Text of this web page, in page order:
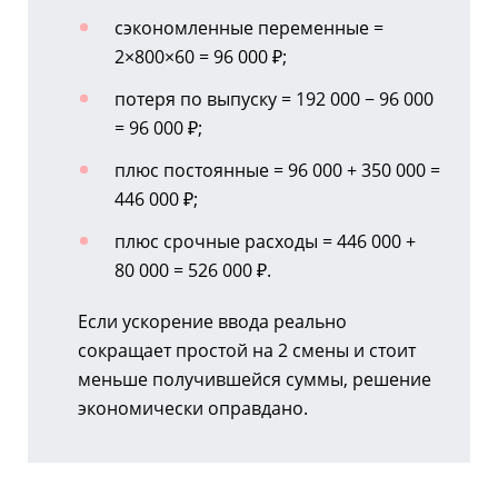
сэкономленные переменные =
2×800×60 = 96 000 ₽;
потеря по выпуску = 192 000 − 96 000
= 96 000 ₽;
плюс постоянные = 96 000 + 350 000 =
446 000 ₽;
плюс срочные расходы = 446 000 +
80 000 = 526 000 ₽.
Если ускорение ввода реально
сокращает простой на 2 смены и стоит
меньше получившейся суммы, решение
экономически оправдано.